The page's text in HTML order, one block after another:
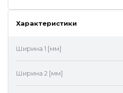
Характеристики
Ширина 1 [мм]
Ширина 2 [мм]